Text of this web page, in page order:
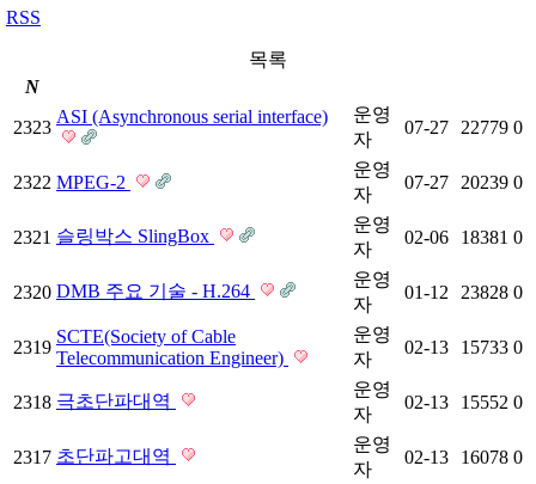
RSS
목록
N
2323
ASI (Asynchronous serial interface)
운영
자
07-27 22779 0
2322 MPEG-2
운영
자
07-27 20239 0
2321 슬링박스 SlingBox
운영
자
02-06 18381 0
2320 DMB 주요 기술 - H.264
운영
자
01-12 23828 0
2319
SCTE(Society of Cable
Telecommunication Engineer)
운영
자
02-13 15733 0
2318 극초단파대역
운영
자
02-13 15552 0
2317 초단파고대역
운영
자
02-13 16078 0